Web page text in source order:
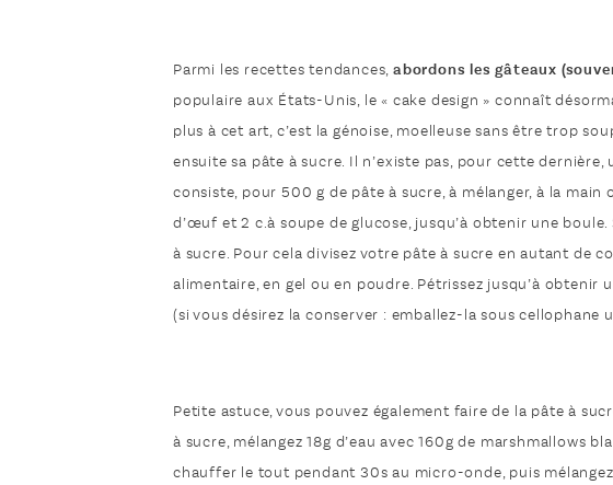
Parmi les recettes tendances, abordons les gâteaux
populaire aux États-Unis, le « cake design » connaît
plus à cet art, c’est la génoise, moelleuse sans être trop
ensuite sa pâte à sucre. Il n’existe pas, pour cette
consiste, pour 500 g de pâte à sucre, à mélanger, à la
d’œuf et 2 c.à soupe de glucose, jusqu’à obtenir une
à sucre. Pour cela divisez votre pâte à sucre en autant de
alimentaire, en gel ou en poudre. Pétrissez jusqu’à
(si vous désirez la conserver : emballez-la sous cellophane
Petite astuce, vous pouvez également faire de la pâte à
à sucre, mélangez 18g d’eau avec 160g de marshmallows
chauffer le tout pendant 30s au micro-onde, puis